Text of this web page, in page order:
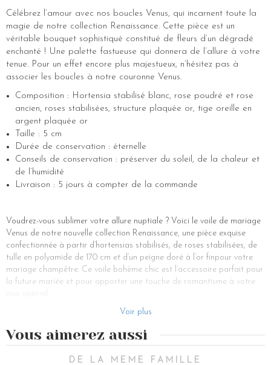
Célébrez l’amour avec nos boucles Venus, qui incarnent toute la
magie de notre collection Renaissance. Cette pièce est un
véritable bouquet sophistiqué constitué de fleurs d’un dégradé
enchanté ! Une palette fastueuse qui donnera de l’allure à votre
tenue. Pour un effet encore plus majestueux, n’hésitez pas à
associer les boucles à notre couronne Venus.
Composition : Hortensia stabilisé blanc, rose poudré et rose
ancien, roses stabilisées, structure plaquée or, tige oreille en
argent plaquée or
Taille : 5 cm
Durée de conservation : éternelle
Conseils de conservation : préserver du soleil, de la chaleur et
de l’humidité
Livraison : 5 jours à compter de la commande
Voudrez-vous sublimer votre allure nuptiale ? Voici le voile de mariage
Venus de notre nouvelle collection Renaissance, une pièce exquise
confectionnée à partir d’hortensias stabilisés, de roses stabilisées, de
tulle en polyamide de 170 cm et d’un peigne doré à l’or finpour votre
mariage champêtre. Ce voile bohème chic est l’accessoire parfait pour
la future mariée et pour apporter une touche de romantisme à votre
Le voile Venus marie l’élégance des fleurs stabilisées à la délicatesse
la finesse. Les hortensias et les roses stabilisées, choisies pour leur
beauté intemporelle, sauront apporter une touche de fraîcheur florale
à votre coiffure mariage et convenir à toutes les morphologies et
Voir plus
Vous aimerez aussi
DE LA MEME FAMILLE